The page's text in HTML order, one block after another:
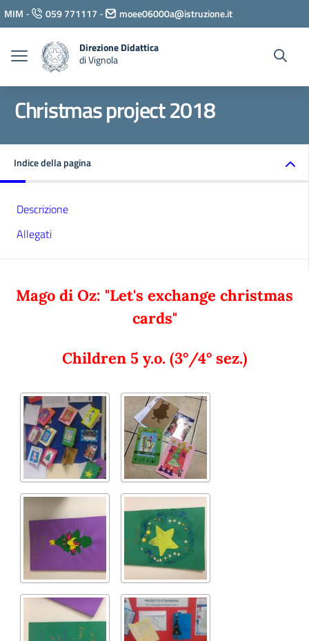
Vai ai contenuti
Vai al menu di navigazione
Vai al footer
MIM - 059 771117 - moee06000a@istruzione.it
Direzione Didattica
di Vignola
Christmas project 2018
Indice della pagina
Descrizione
Allegati
Mago di Oz: "Let's exchange christmas
cards"
Children 5 y.o. (3°/4° sez.)